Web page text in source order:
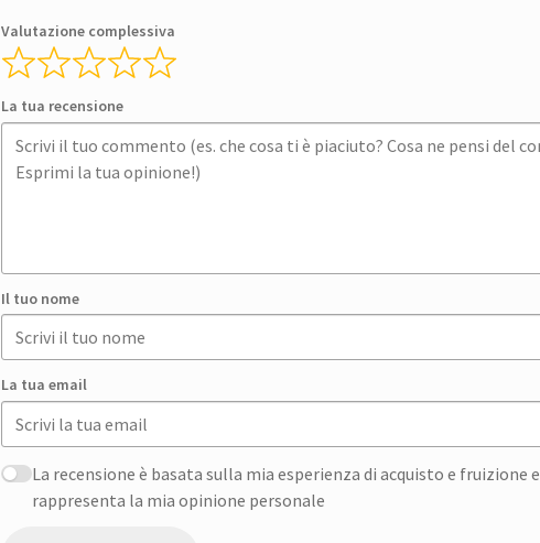
Valutazione complessiva
La tua recensione
Il tuo nome
La tua email
La recensione è basata sulla mia esperienza di acquisto e fruizione e
rappresenta la mia opinione personale